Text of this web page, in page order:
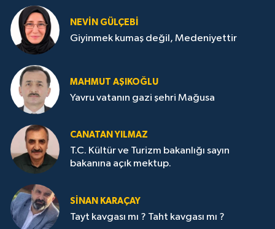
NEVİN GÜLÇEBİ
Giyinmek kumaş değil, Medeniyettir
MAHMUT AŞIKOĞLU
Yavru vatanın gazi şehri Mağusa
CANATAN YILMAZ
T.C. Kültür ve Turizm bakanlığı sayın
bakanına açık mektup.
SİNAN KARAÇAY
Tayt kavgası mı ? Taht kavgası mı ?